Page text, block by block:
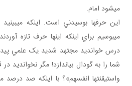
مي شود امام.
اين حرف ها بوسيدني است. اينکه مي
مي بوسيم براي اينکه اينها حرف تازه
درس خوانديد مجتهد شديد يک علمي
شما را به گودال بياندازد! مگر نخوانديد
واستيقنتها انفسهم»؟ با اينکه صد